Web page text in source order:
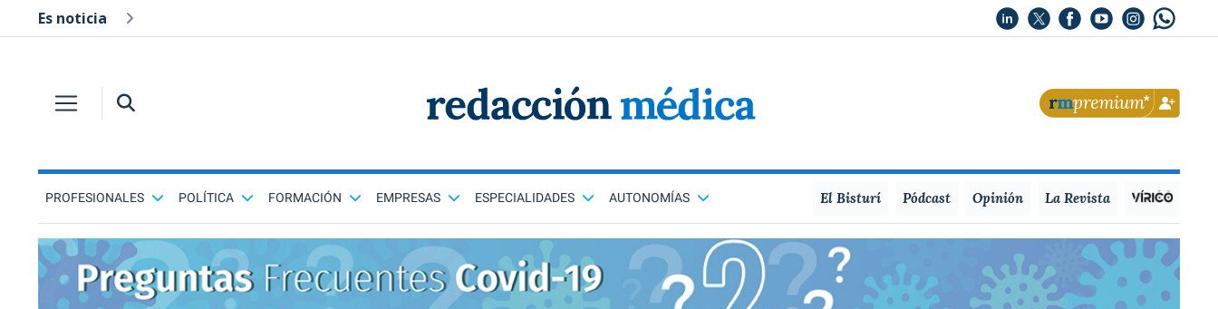
Es noticia
PROFESIONALES POLÍTICA FORMACIÓN EMPRESAS ESPECIALIDADES AUTONOMÍAS El Bisturí Pódcast Opinión La Revista